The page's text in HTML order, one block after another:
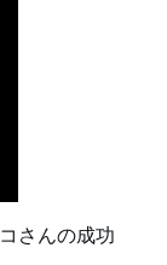
さんの成功